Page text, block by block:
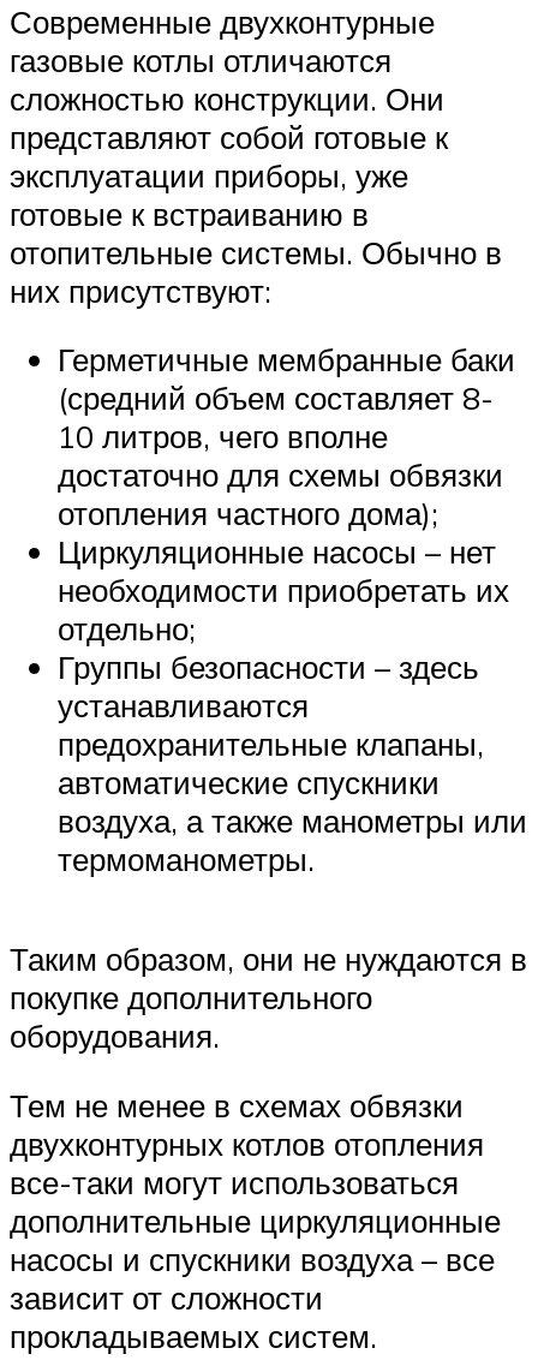
Современные двухконтурные
газовые котлы отличаются
сложностью конструкции. Они
представляют собой готовые к
эксплуатации приборы, уже
готовые к встраиванию в
отопительные системы. Обычно в
них присутствуют:
Герметичные мембранные баки
(средний объем составляет 8-
10 литров, чего вполне
достаточно для схемы обвязки
отопления частного дома);
Циркуляционные насосы – нет
необходимости приобретать их
отдельно;
Группы безопасности – здесь
устанавливаются
предохранительные клапаны,
автоматические спускники
воздуха, а также манометры или
термоманометры.
Таким образом, они не нуждаются в
покупке дополнительного
оборудования.
Тем не менее в схемах обвязки
двухконтурных котлов отопления
все-таки могут использоваться
дополнительные циркуляционные
насосы и спускники воздуха – все
зависит от сложности
прокладываемых систем.